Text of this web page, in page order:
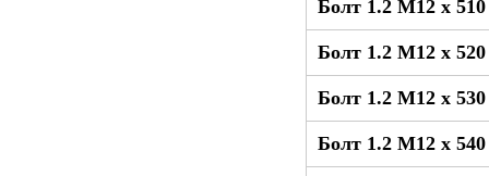
Болт 1.2 М12 x
Болт 1.2 М12 x
Болт 1.2 М12 x
Болт 1.2 М12 x